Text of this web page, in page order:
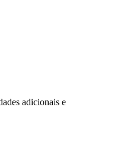
adicionais e